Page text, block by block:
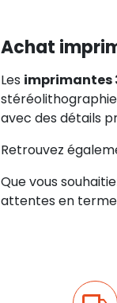
Achat
Les imprimantes
avec des détails
Retrouvez
Que vous
attentes en